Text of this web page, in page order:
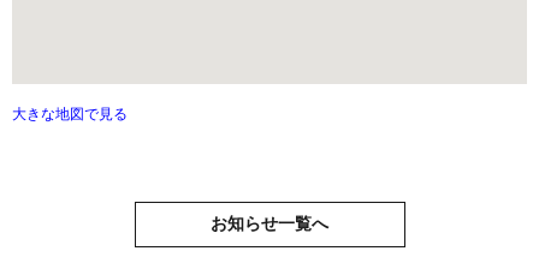
大きな地図で見る
お知らせ一覧へ